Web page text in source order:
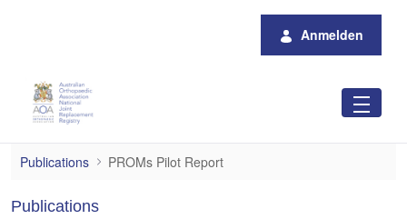
Anmelden
PROMs Pilot Report
Publications PROMs Pilot Report
Publications